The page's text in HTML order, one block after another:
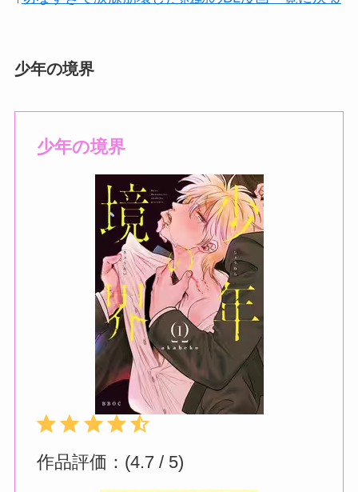
少年の境界
少年の境界
⭐⭐⭐⭐⭐ 評価 :4.5/5。
作品評価：(4.7 / 5)